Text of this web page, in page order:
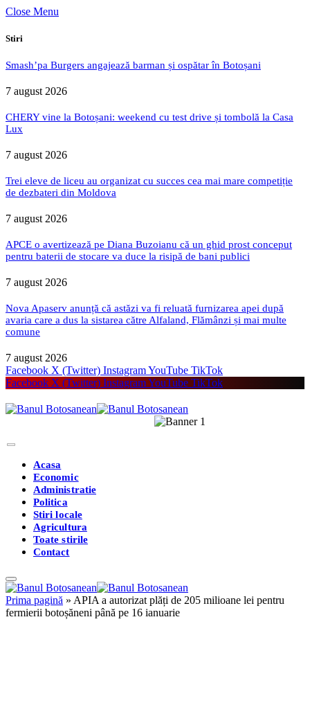
Close Menu
Stiri
Smash’pa Burgers angajează barman și ospătar în Botoșani
7 august 2026
CHERY vine la Botoșani: weekend cu test drive și tombolă la Casa
Lux
7 august 2026
Trei eleve de liceu au organizat cu succes cea mai mare competiție
de dezbateri din Moldova
7 august 2026
APCE o avertizează pe Diana Buzoianu că un ghid prost conceput
pentru baterii de stocare va duce la risipă de bani publici
7 august 2026
Nova Apaserv anunță că astăzi va fi reluată furnizarea apei după
avaria care a dus la sistarea către Alfaland, Flămânzi și mai multe
comune
7 august 2026
Facebook X (Twitter) InstagramYouTube TikTok
Facebook X (Twitter) InstagramYouTube TikTok
Acasa
Economic
Administratie
Politica
Stiri locale
Agricultura
Toate stirile
Contact
Prima pagină » APIA a autorizat plăți de 205 milioane lei pentru
fermierii botoșăneni până pe 16 ianuarie